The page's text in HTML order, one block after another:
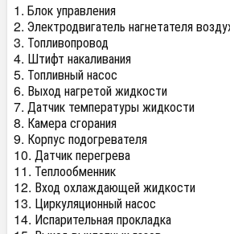
1. Блок управления
2. Электродвигатель нагнетателя
3. Топливопровод
4. Штифт накаливания
5. Топливный насос
6. Выход нагретой жидкости
7. Датчик температуры жидкости
8. Камера сгорания
9. Корпус подогревателя
10. Датчик перегрева
11. Теплообменник
12. Вход охлаждающей жидкости
13. Циркуляционный насос
14. Испарительная прокладка